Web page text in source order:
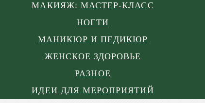
МАКИЯЖ: МАСТЕР-КЛАСС
НОГТИ
МАНИКЮР И ПЕДИКЮР
ЖЕНСКОЕ ЗДОРОВЬЕ
РАЗНОЕ
ИДЕИ ДЛЯ МЕРОПРИЯТИЙ